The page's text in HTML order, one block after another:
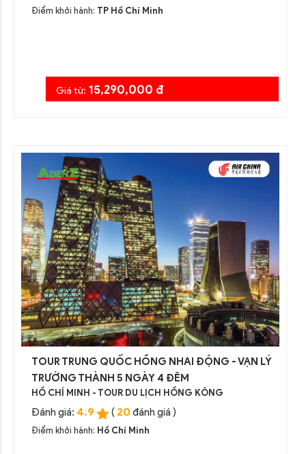
Điểm khởi hành: TP Hồ Chí Minh
Giá từ: 15,290,000 đ
TOUR TRUNG QUỐC HỒNG NHAI ĐỘNG - VẠN LÝ
TRƯỜNG THÀNH 5 NGÀY 4 ĐÊM
HỒ CHÍ MINH - TOUR DU LỊCH HỒNG KÔNG
Đánh giá: 4.9 ( 20 đánh giá )
Điểm khởi hành: Hồ Chí Minh